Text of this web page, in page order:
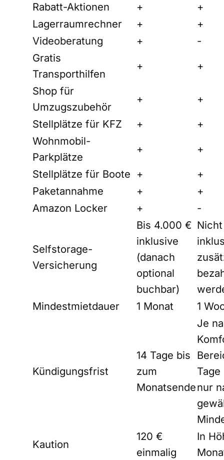
Rabatt-Aktionen
+
+
Lagerraumrechner
+
+
Videoberatung
+
-
Gratis
Transporthilfen
+
+
Shop für
Umzugszubehör
+
+
Stellplätze für KFZ
+
+
Wohnmobil-
Parkplätze
+
+
Stellplätze für Boote +
+
Paketannahme
+
+
Amazon Locker
+ -
Selfstorage-
Versicherung
Bis 4.000 €
inklusive
(danach
optional
buchbar)
Mindestmietdauer
1 Monat 1
Kündigungsfrist
14 Tage bis
zum
Monatsende
Je
nur
Kaution
120 €
einmalig
In